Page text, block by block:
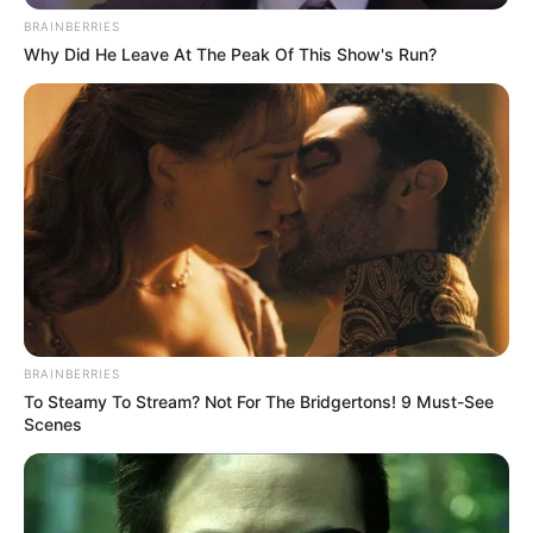
ΔΗΜΟΦΙΛΗ ΑΡΘΡΑ
ΛΙΓΑ ΛΟΓΙΑ ΓΙΑ ΜΕΝΑ
Πέμπτη, 22 Οκτωβρίου 2020, 20:06
ΓΕΙΑ ΣΑΣ….ΚΑΛΩΣ ΗΛΘΑΤΕ ΣΤΗΝ ΙΣΤΟΣΕΛΙΔΑ...
BRAINBERRIES
Why Did He Leave At The Peak Of This Show's Run?
BRAINBERRIES
To Steamy To Stream? Not For The Bridgertons! 9 Must-See
Scenes